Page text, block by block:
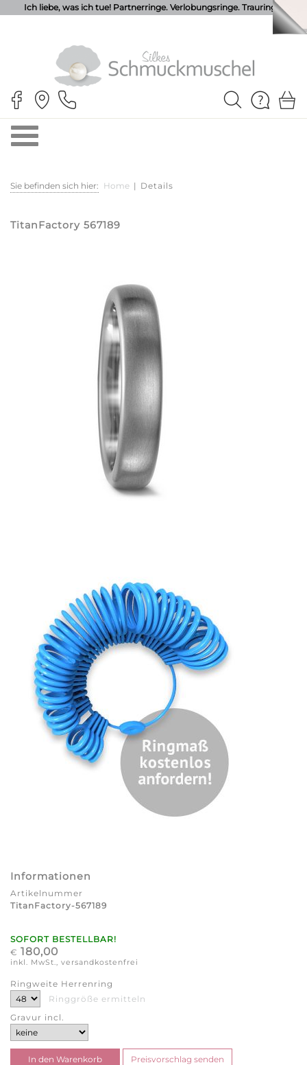
Ich liebe, was ich tue! Partnerringe. Verlobungsringe. Trauringe.
Sie befinden sich hier: Home | Details
TitanFactory 567189
Informationen
Artikelnummer
TitanFactory-567189
SOFORT BESTELLBAR!
€ 180,00
inkl. MwSt., versandkostenfrei
Ringweite Herrenring
Ringgröße ermitteln
Gravur incl.